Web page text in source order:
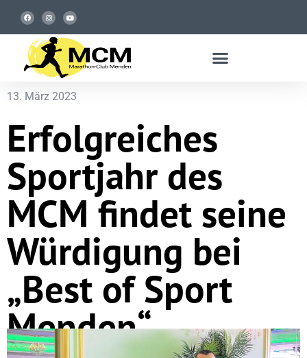
13. März 2023
Erfolgreiches
Sportjahr des
MCM findet seine
Würdigung bei
„Best of Sport
Menden“